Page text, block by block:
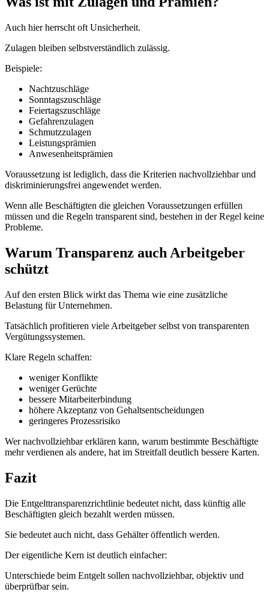
Auch hier herrscht oft Unsicherheit.
Zulagen bleiben selbstverständlich zulässig.
Beispiele:
Nachtzuschläge
Sonntagszuschläge
Feiertagszuschläge
Gefahrenzulagen
Schmutzzulagen
Leistungsprämien
Anwesenheitsprämien
Voraussetzung ist lediglich, dass die Kriterien nachvollziehbar und
diskriminierungsfrei angewendet werden.
Wenn alle Beschäftigten die gleichen Voraussetzungen erfüllen
müssen und die Regeln transparent sind, bestehen in der Regel keine
Probleme.
Warum Transparenz auch Arbeitgeber
schützt
Auf den ersten Blick wirkt das Thema wie eine zusätzliche
Belastung für Unternehmen.
Tatsächlich profitieren viele Arbeitgeber selbst von transparenten
Vergütungssystemen.
Klare Regeln schaffen:
weniger Konflikte
weniger Gerüchte
bessere Mitarbeiterbindung
höhere Akzeptanz von Gehaltsentscheidungen
geringeres Prozessrisiko
Wer nachvollziehbar erklären kann, warum bestimmte Beschäftigte
mehr verdienen als andere, hat im Streitfall deutlich bessere Karten.
Fazit
Die Entgelttransparenzrichtlinie bedeutet nicht, dass künftig alle
Beschäftigten gleich bezahlt werden müssen.
Sie bedeutet auch nicht, dass Gehälter öffentlich werden.
Der eigentliche Kern ist deutlich einfacher:
Unterschiede beim Entgelt sollen nachvollziehbar, objektiv und
überprüfbar sein.